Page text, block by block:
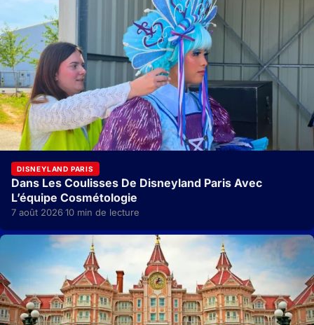
DISNEYLAND PARIS
Dans Les Coulisses De Disneyland Paris Avec
L’équipe Cosmétologie
7 août 2026·10 min de lecture